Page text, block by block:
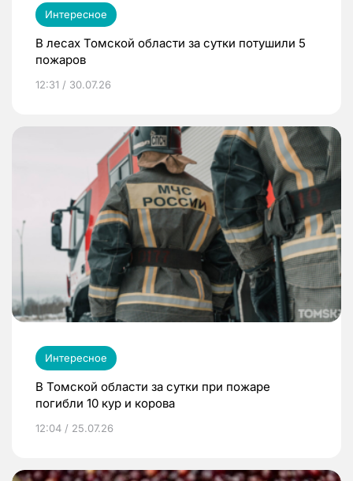
Интересное
В лесах Томской области за сутки потушили 5
пожаров
12:31 / 30.07.26
Интересное
В Томской области за сутки при пожаре
погибли 10 кур и корова
12:04 / 25.07.26